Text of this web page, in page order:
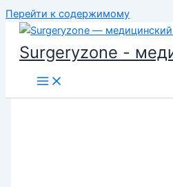
Перейти к содержимому
Surgeryzone -